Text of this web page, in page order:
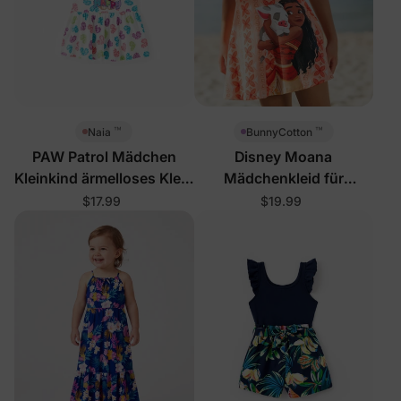
Naia ™
PAW Patrol Mädchen
Kleinkind ärmelloses Kleid
Mehrfarbig
$17.99
BunnyCotton ™
Disney Moana
Mädchenkleid für
Kleinkinder/Kinder,
$19.99